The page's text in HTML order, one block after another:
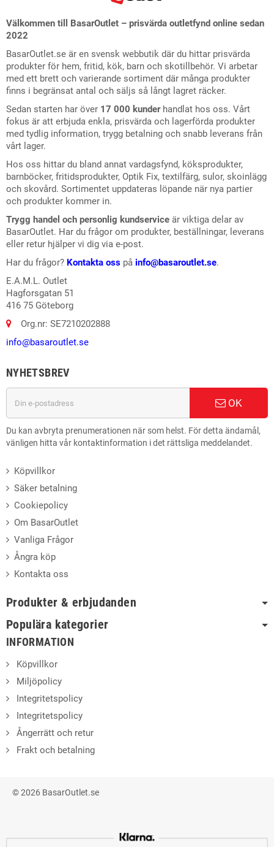
Välkommen till BasarOutlet – prisvärda outletfynd online sedan
2022
BasarOutlet.se är en svensk webbutik där du hittar prisvärda
produkter för hem, fritid, kök, barn och skotillbehör. Vi arbetar
med ett brett och varierande sortiment där många produkter
finns i begränsat antal och säljs så långt lagret räcker.
Sedan starten har över 17 000 kunderhandlat hos oss. Vårt
fokus är att erbjuda enkla, prisvärda och lagerförda produkter
med tydlig information, trygg betalning och snabb leverans från
vårt lager.
Hos oss hittar du bland annat vardagsfynd, köksprodukter,
barnböcker, fritidsprodukter, Optik Fix, textilfärg, sulor, skoinlägg
och skovård. Sortimentet uppdateras löpande när nya partier
och produkter kommer in.
Trygg handel och personlig kundservice är viktiga delar av
BasarOutlet. Har du frågor om produkter, beställningar, leverans
eller retur hjälper vi dig via e-post.
Har du frågor? Kontakta oss på info@basaroutlet.se.
E.A.M.L. Outlet
Hagforsgatan 51
416 75 Göteborg
Org.nr: SE7210202888
info@basaroutlet.se
NYHETSBREV
OK
Du kan avbryta prenumerationen när som helst. För detta ändamål,
vänligen hitta vår kontaktinformation i det rättsliga meddelandet.
Köpvillkor
Säker betalning
Cookiepolicy
Om BasarOutlet
Vanliga Frågor
Ångra köp
Kontakta oss
Produkter & erbjudanden
Populära kategorier
INFORMATION
Köpvillkor
Miljöpolicy
Integritetspolicy
Integritetspolicy
Ångerrätt och retur
Frakt och betalning
© 2026 BasarOutlet.se